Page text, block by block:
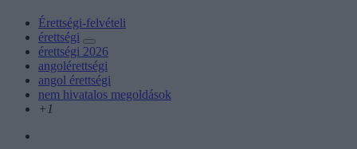
Érettségi-felvételi
érettségi
érettségi 2026
angolérettségi
angol érettségi
nem hivatalos megoldások
+1